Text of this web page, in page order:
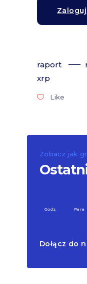
raport
xrp
Like
Zobacz jak
Godz. Para
Dołącz do